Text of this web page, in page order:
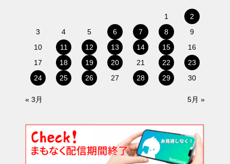
1
2
3
4 5 6 7 8
9
10
11 12 13 14 15
16
17
18 19 20 21 22
23
24
25 26 27 28 29 30
« 3月 5月 »